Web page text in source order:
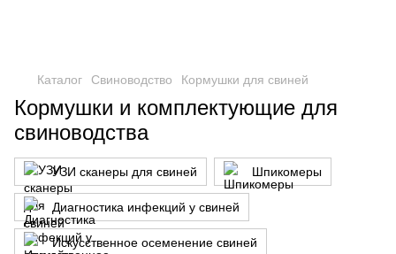
Каталог Свиноводство Кормушки для свиней
Кормушки и комплектующие для
свиноводства
УЗИ сканеры для свиней Шпикомеры
Диагностика инфекций у свиней
Искусственное осеменение свиней